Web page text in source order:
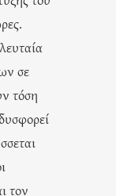
σε
τόση
τον